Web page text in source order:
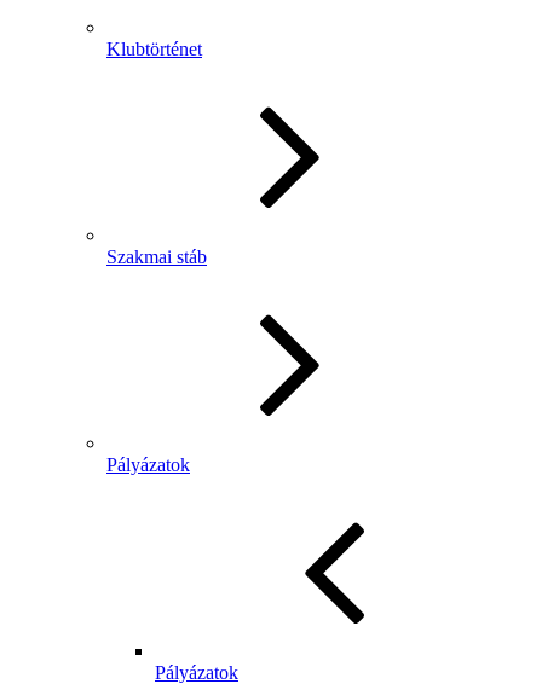
Klubtörténet
Szakmai stáb
Pályázatok
Pályázatok